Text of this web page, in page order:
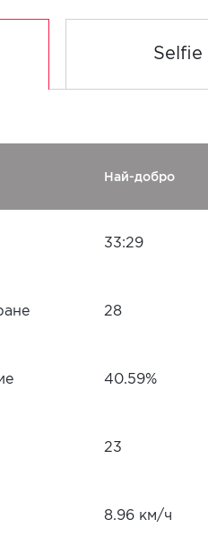
Selfie
Най-добро
33:29
28
40.59%
23
8.96 км/ч